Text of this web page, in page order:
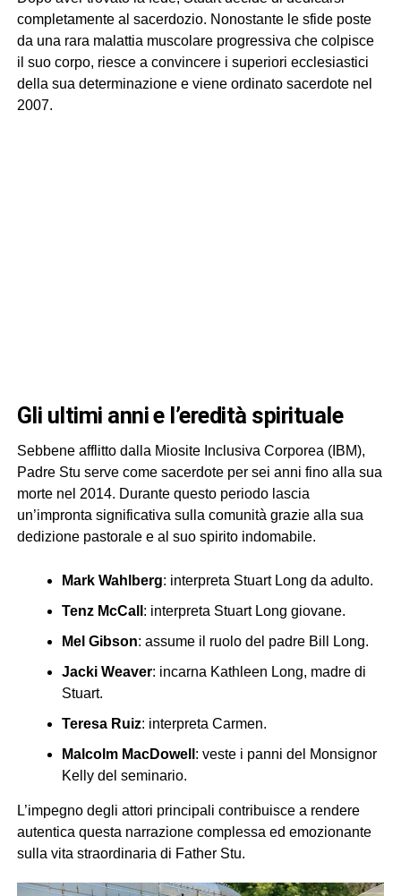
completamente al sacerdozio. Nonostante le sfide poste
da una rara malattia muscolare progressiva che colpisce
il suo corpo, riesce a convincere i superiori ecclesiastici
della sua determinazione e viene ordinato sacerdote nel
2007.
gli ultimi anni e l’eredità spirituale
Sebbene afflitto dalla Miosite Inclusiva Corporea (IBM),
Padre Stu serve come sacerdote per sei anni fino alla sua
morte nel 2014. Durante questo periodo lascia
un’impronta significativa sulla comunità grazie alla sua
dedizione pastorale e al suo spirito indomabile.
Mark Wahlberg: interpreta Stuart Long da adulto.
Tenz McCall : interpreta Stuart Long giovane.
Mel Gibson: assume il ruolo del padre Bill Long.
Jacki Weaver: incarna Kathleen Long, madre di
Stuart.
Teresa Ruiz: interpreta Carmen.
Malcolm MacDowell : veste i panni del Monsignor
Kelly del seminario.
L’impegno degli attori principali contribuisce a rendere
autentica questa narrazione complessa ed emozionante
sulla vita straordinaria di Father Stu.